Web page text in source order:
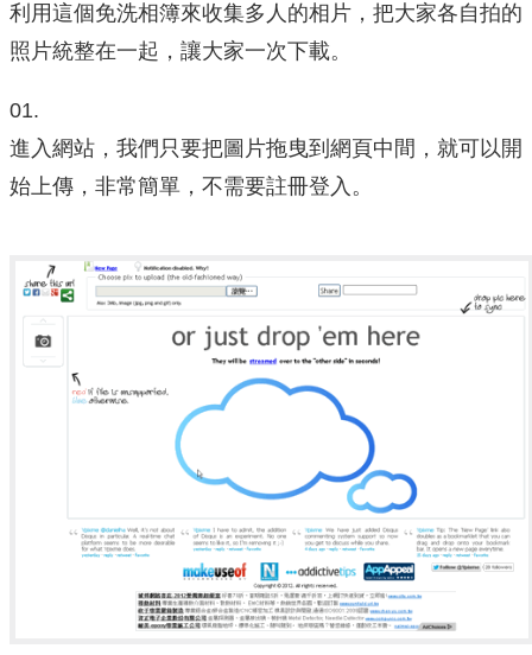
利用這個免洗相簿來收集多人的相片，把大家各自拍的
照片統整在一起，讓大家一次下載。
01.
進入網站，我們只要把圖片拖曳到網頁中間，就可以開
始上傳，非常簡單，不需要註冊登入。